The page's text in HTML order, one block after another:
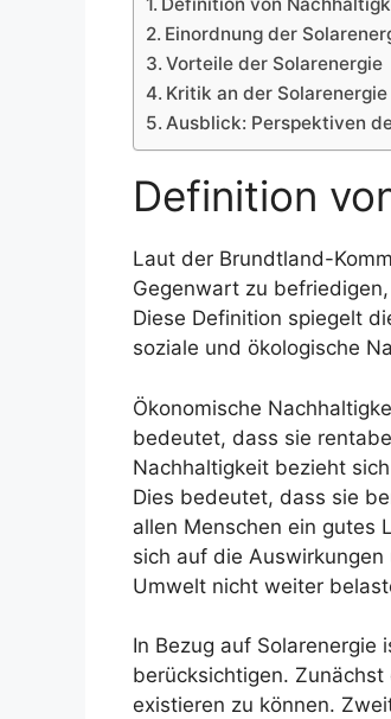
Einordnung der
Vorteile der Solarenergie
Kritik an der Solarenergie
Ausblick: Perspektiven
Definition
Laut der Brundtland-
Gegenwart zu
Diese Definition spiegelt
soziale und ökologische
Ökonomische
bedeutet, dass sie
Nachhaltigkeit bezieht
Dies bedeutet, dass sie
allen Menschen ein gutes
sich auf die
Umwelt nicht weiter
In Bezug auf Solarenergie
berücksichtigen.
existieren zu können.